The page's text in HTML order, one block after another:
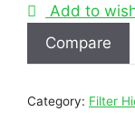
Add to
Compare
Category: Filter